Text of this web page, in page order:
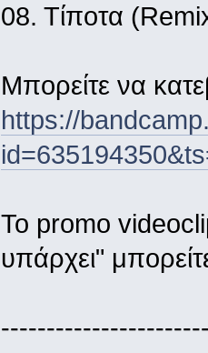
08. Τίποτα
Μπορείτε να
https://
To promo
υπάρχει"